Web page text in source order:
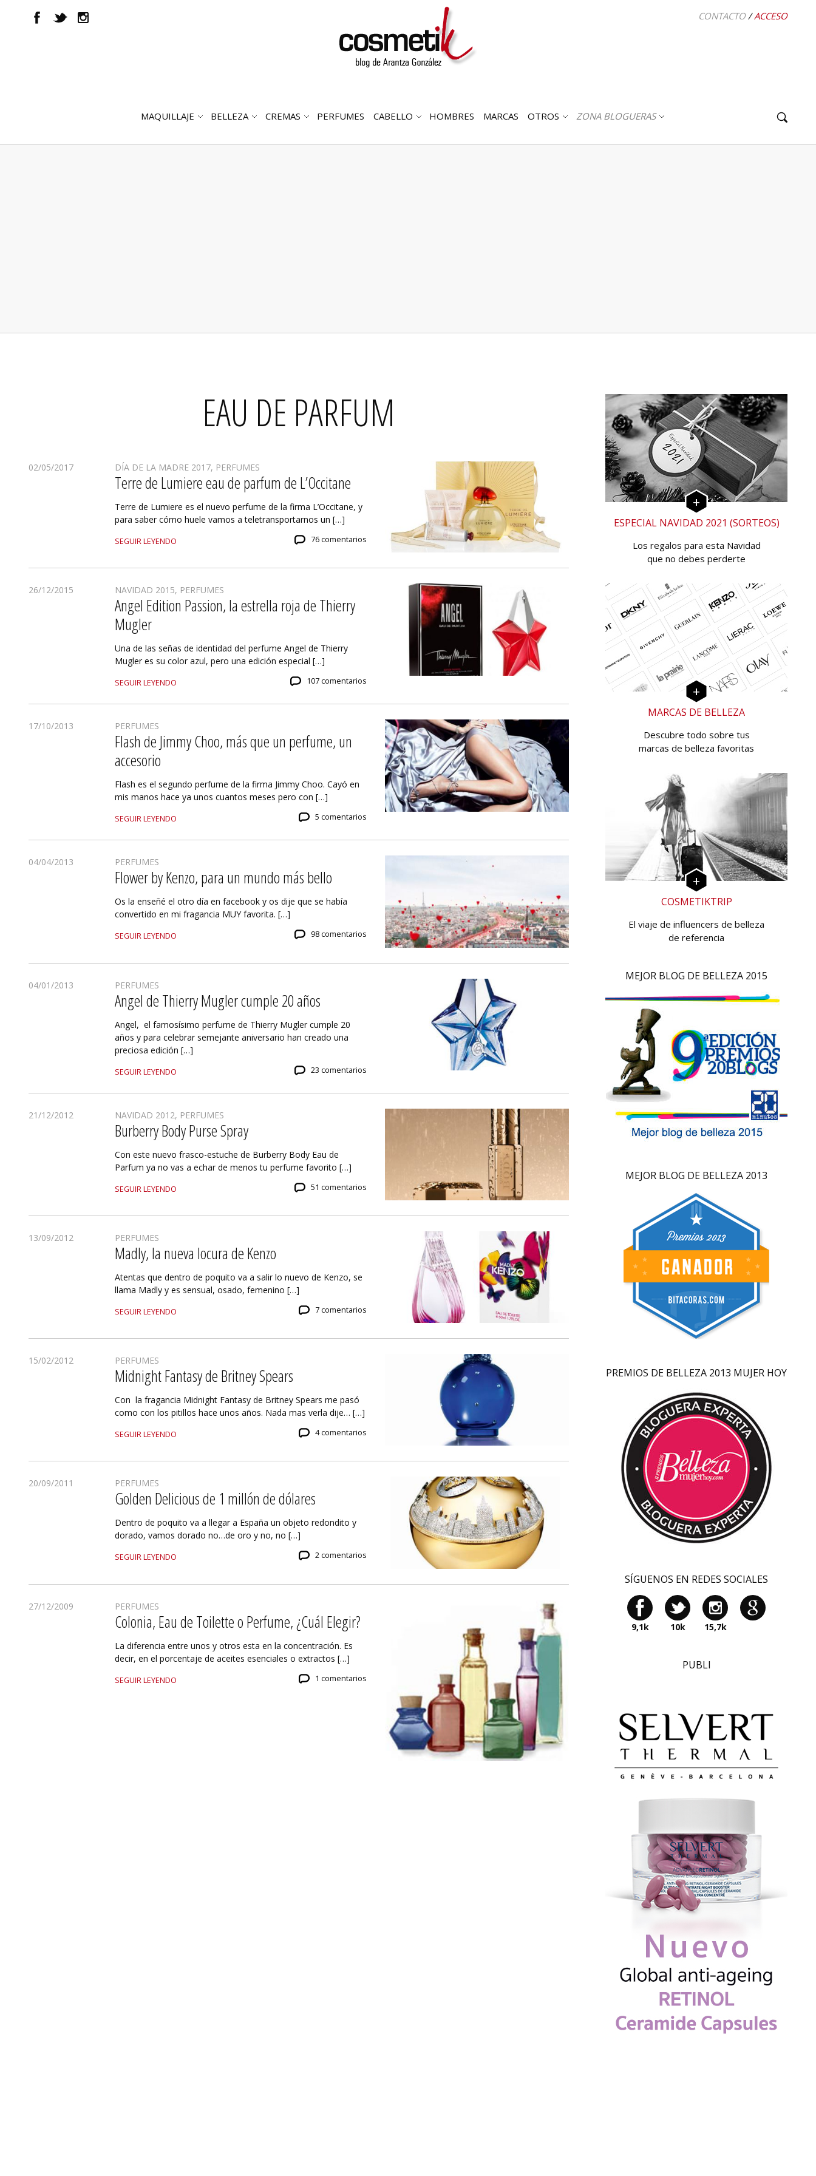
ABRIR
MAQUILLAJE
ABRIR
BELLEZA
ABRIR
CREMAS PERFUMES
ABRIR
CABELLO HOMBRES MARCAS
ABRIR
OTROS ZONA BLOGUERAS
CONTACTO/ACCESO
EAU DE PARFUM
02/05/2017 DÍA DE LA MADRE 2017, PERFUMES
Terre de Lumiere eau de parfum de L’Occitane
Terre de Lumiere es el nuevo perfume de la firma L’Occitane, y
para saber cómo huele vamos a teletransportarnos un […]
SEGUIR LEYENDO 76 comentarios
26/12/2015 NAVIDAD 2015, PERFUMES
Angel Edition Passion, la estrella roja de Thierry
Mugler
Una de las señas de identidad del perfume Angel de Thierry
Mugler es su color azul, pero una edición especial […]
SEGUIR LEYENDO 107 comentarios
17/10/2013 PERFUMES
Flash de Jimmy Choo, más que un perfume, un
accesorio
Flash es el segundo perfume de la firma Jimmy Choo. Cayó en
mis manos hace ya unos cuantos meses pero con […]
SEGUIR LEYENDO 5 comentarios
04/04/2013 PERFUMES
Flower by Kenzo, para un mundo más bello
Os la enseñé el otro día en facebook y os dije que se había
convertido en mi fragancia MUY favorita. […]
SEGUIR LEYENDO 98 comentarios
04/01/2013 PERFUMES
Angel de Thierry Mugler cumple 20 años
Angel, el famosísimo perfume de Thierry Mugler cumple 20
años y para celebrar semejante aniversario han creado una
preciosa edición […]
SEGUIR LEYENDO 23 comentarios
21/12/2012 NAVIDAD 2012, PERFUMES
Burberry Body Purse Spray
Con este nuevo frasco-estuche de Burberry Body Eau de
Parfum ya no vas a echar de menos tu perfume favorito […]
SEGUIR LEYENDO 51 comentarios
13/09/2012 PERFUMES
Madly, la nueva locura de Kenzo
Atentas que dentro de poquito va a salir lo nuevo de Kenzo, se
llama Madly y es sensual, osado, femenino […]
SEGUIR LEYENDO 7 comentarios
15/02/2012 PERFUMES
Midnight Fantasy de Britney Spears
Con la fragancia Midnight Fantasy de Britney Spears me pasó
como con los pitillos hace unos años. Nada mas verla dije… […]
SEGUIR LEYENDO 4 comentarios
20/09/2011 PERFUMES
Golden Delicious de 1 millón de dólares
Dentro de poquito va a llegar a España un objeto redondito y
dorado, vamos dorado no…de oro y no, no […]
SEGUIR LEYENDO 2 comentarios
27/12/2009 PERFUMES
Colonia, Eau de Toilette o Perfume, ¿Cuál Elegir?
La diferencia entre unos y otros esta en la concentración. Es
decir, en el porcentaje de aceites esenciales o extractos […]
SEGUIR LEYENDO 1 comentarios
ESPECIAL NAVIDAD 2021 (SORTEOS)
Los regalos para esta Navidad
que no debes perderte
MARCAS DE BELLEZA
Descubre todo sobre tus
marcas de belleza favoritas
COSMETIKTRIP
El viaje de influencers de belleza
de referencia
MEJOR BLOG DE BELLEZA 2015
MEJOR BLOG DE BELLEZA 2013
PREMIOS DE BELLEZA 2013 MUJER HOY
SÍGUENOS EN REDES SOCIALES
9,1k 10k 15,7k
PUBLI